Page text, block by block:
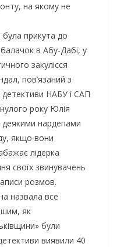
на якому не
була прикута до
в Абу-Дабі, у
закулісся
пов’язаний з
НАБУ і САП
року Юлія
нардепами
якщо вони
лідерка
своїх звинувачень
розмов.
назвала все
як
були
виявили 40